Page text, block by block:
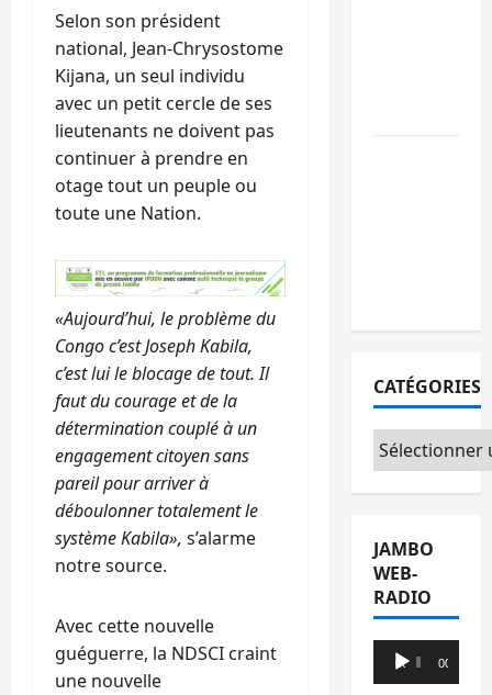
Selon son président
national, Jean-Chrysostome
Kijana, un seul individu
avec un petit cercle de ses
lieutenants ne doivent pas
continuer à prendre en
otage tout un peuple ou
toute une Nation.
«Aujourd’hui, le problème du
Congo c’est Joseph Kabila,
c’est lui le blocage de tout. Il
faut du courage et de la
détermination couplé à un
engagement citoyen sans
pareil pour arriver à
déboulonner totalement le
système Kabila», s’alarme
notre source.
Avec cette nouvelle
guéguerre, la NDSCI craint
une nouvelle
CATÉGORIES
Catégories
JAMBO
WEB-
RADIO
Lecteur
audio
00:00 00:00